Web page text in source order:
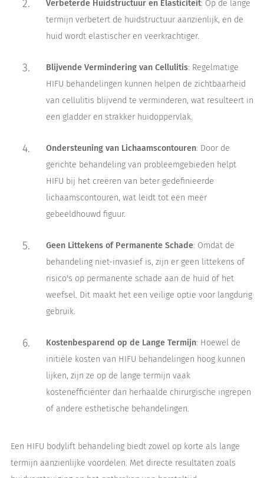
Verbeterde Huidstructuur en Elasticiteit: Op de lange
termijn verbetert de huidstructuur aanzienlijk, en de
huid wordt elastischer en veerkrachtiger.
Blijvende Vermindering van Cellulitis: Regelmatige
HIFU behandelingen kunnen helpen de zichtbaarheid
van cellulitis blijvend te verminderen, wat resulteert in
een gladder en strakker huidoppervlak.
Ondersteuning van Lichaamscontouren: Door de
gerichte behandeling van probleemgebieden helpt
HIFU bij het creëren van beter gedefinieerde
lichaamscontouren, wat leidt tot een meer
gebeeldhouwd figuur.
Geen Littekens of Permanente Schade: Omdat de
behandeling niet-invasief is, zijn er geen littekens of
risico's op permanente schade aan de huid of het
weefsel. Dit maakt het een veilige optie voor langdurig
gebruik.
Kostenbesparend op de Lange Termijn: Hoewel de
initiële kosten van HIFU behandelingen hoog kunnen
lijken, zijn ze op de lange termijn vaak
kostenefficiënter dan herhaalde chirurgische ingrepen
of andere esthetische behandelingen.
Een HIFU bodylift behandeling biedt zowel op korte als lange
termijn aanzienlijke voordelen. Met directe resultaten zoals